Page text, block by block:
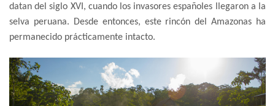
datan del siglo XVI, cuando los invasores españoles llegaron a la
selva peruana. Desde entonces, este rincón del Amazonas ha
permanecido prácticamente intacto.